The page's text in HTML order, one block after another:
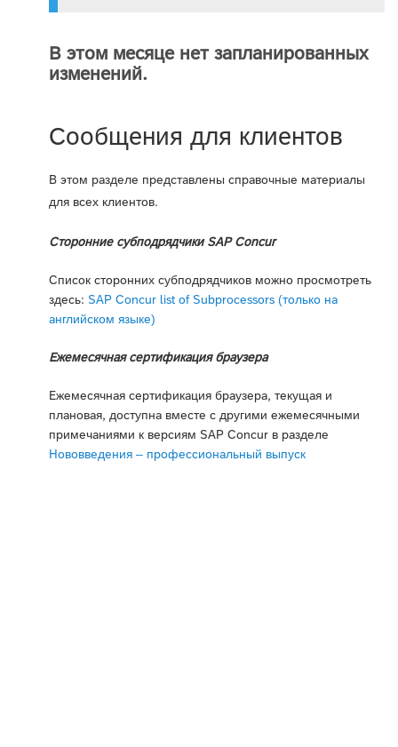
В этом месяце нет запланированных
изменений.
Сообщения для клиентов
В этом разделе представлены справочные материалы
для всех клиентов.
Сторонние субподрядчики SAP Concur
Список сторонних субподрядчиков можно просмотреть
здесь: SAP Concur list of Subprocessors (только на
английском языке)
Ежемесячная сертификация браузера
Ежемесячная сертификация браузера, текущая и
плановая, доступна вместе с другими ежемесячными
примечаниями к версиям SAP Concur в разделе
Нововведения – профессиональный выпуск